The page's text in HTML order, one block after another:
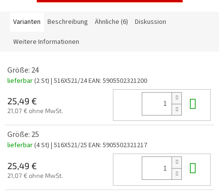
Varianten Beschreibung Ähnliche (6) Diskussion
Weitere Informationen
Größe: 24
lieferbar(2 St) | 516X521/24EAN: 5905502321200
25,49 €
21,07 € ohne MwSt.
Größe: 25
lieferbar(4 St) | 516X521/25 EAN: 5905502321217
25,49 €
21,07 € ohne MwSt.